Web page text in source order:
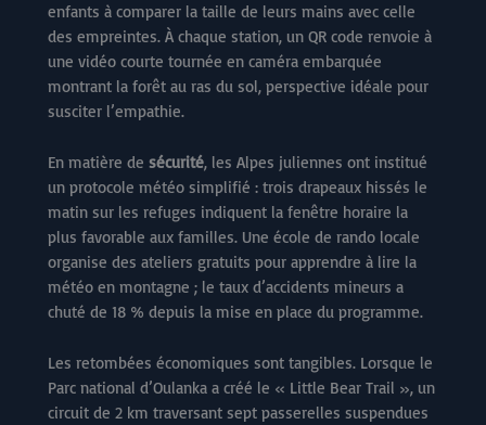
enfants à comparer la taille de leurs mains avec celle
des empreintes. À chaque station, un QR code renvoie à
une vidéo courte tournée en caméra embarquée
montrant la forêt au ras du sol, perspective idéale pour
susciter l’empathie.
En matière de sécurité, les Alpes juliennes ont institué
un protocole météo simplifié : trois drapeaux hissés le
matin sur les refuges indiquent la fenêtre horaire la
plus favorable aux familles. Une école de rando locale
organise des ateliers gratuits pour apprendre à lire la
météo en montagne ; le taux d’accidents mineurs a
chuté de 18 % depuis la mise en place du programme.
Les retombées économiques sont tangibles. Lorsque le
Parc national d’Oulanka a créé le « Little Bear Trail », un
circuit de 2 km traversant sept passerelles suspendues